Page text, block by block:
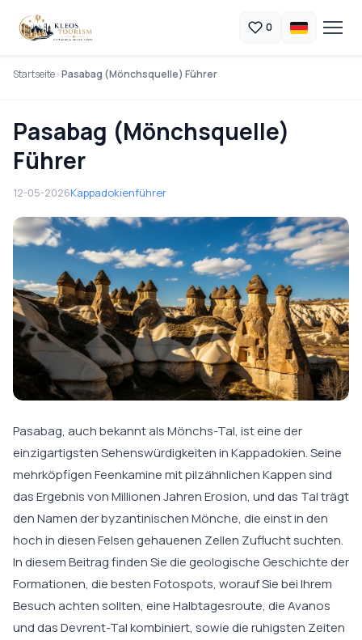
0
Startseite Pasabag (Mönchsquelle) Führer
Pasabag (Mönchsquelle)
Führer
12-05-2026Kappadokienführer
Pasabag, auch bekannt als Mönchs-Tal, ist eine der
einzigartigsten Sehenswürdigkeiten in Kappadokien. Seine
mehrköpfigen Feenkamine mit pilzähnlichen Kappen sind
das Ergebnis von Millionen Jahren Erosion, und das Tal trägt
den Namen der byzantinischen Mönche, die einst in den
hoch in diesen Felsen gehauenen Zellen Zuflucht suchten.
In diesem Beitrag finden Sie die geologische Geschichte der
Formationen, die besten Fotospots, worauf Sie bei Ihrem
Besuch achten sollten, eine Halbtagesroute, die Avanos
und das Devrent-Tal kombiniert, sowie die ruhigsten Zeiten